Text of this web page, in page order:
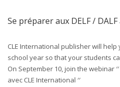
Se préparer aux DELF /
CLE International publisher will
school year so that your students
On September 10, join the webinar
avec CLE International ′′